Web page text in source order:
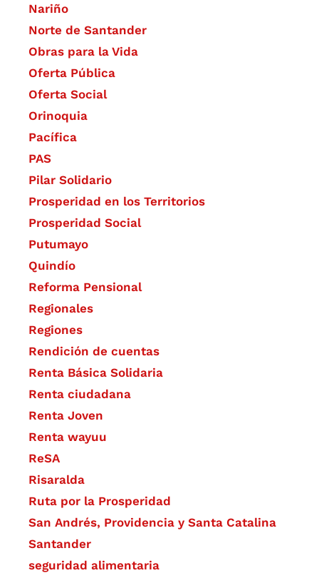
Nariño
Norte de Santander
Obras para la Vida
Oferta Pública
Oferta Social​​
Orinoquia
Pacífica
PAS
Pilar Solidario
Prosperidad en los Territorios
Prosperidad Social
Putumayo
Quindío
Reforma Pensional
Regionales
Regiones
Rendición de cuentas
Renta Básica Solidaria
Renta ciudadana
Renta Joven
Renta wayuu
ReSA
Risaralda
Ruta por la Prosperidad
San Andrés, Providencia y Santa Catalina
Santander
seguridad alimentaria